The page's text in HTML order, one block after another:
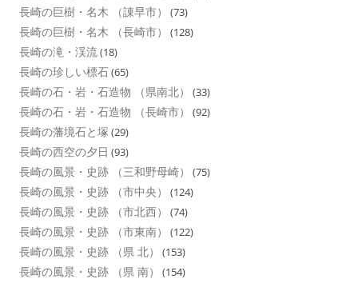
長崎の巨樹・名木 （諌早市） (73)
長崎の巨樹・名木 （長崎市） (128)
長崎の滝・渓流(18)
長崎の珍しい標石(65)
長崎の石・岩・石造物 （県南北） (33)
長崎の石・岩・石造物 （長崎市） (92)
長崎の藩境石と塚 (29)
長崎の西空の夕日 (93)
長崎の風景・史跡 （三和野母崎） (75)
長崎の風景・史跡 （市中央） (124)
長崎の風景・史跡 （市北西） (74)
長崎の風景・史跡 （市東南） (122)
長崎の風景・史跡 （県 北） (153)
長崎の風景・史跡 （県 南） (154)